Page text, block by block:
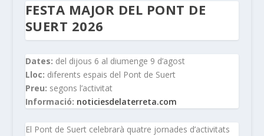
FESTA MAJOR DEL PONT DE
SUERT 2026
Dates: del dijous 6 al diumenge 9 d’agost
Lloc: diferents espais del Pont de Suert
Preu: segons l’activitat
Informació: noticiesdelaterreta.com
El Pont de Suert celebrarà quatre jornades d’activitats